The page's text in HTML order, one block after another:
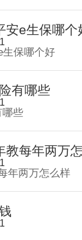
安e生保哪个
生保哪个好
有哪些
哪些
教每年两万
年两万怎么样